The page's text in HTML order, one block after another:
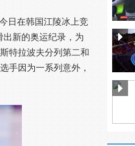
日在韩国江陵冰上竞
新的奥运纪录，为
特拉波夫分列第二和
手因为一系列意外，